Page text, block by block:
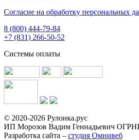
Согласие на обработку персональных
8 (800) 444-79-84
+7 (831) 266-50-52
Системы оплаты
© 2020-2026 Рулонка.рус
ИП Морозов Вадим Геннадьевич
Разработка сайта – студия Омнивеб